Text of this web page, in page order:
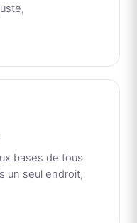
bases de tous
un seul endroit,